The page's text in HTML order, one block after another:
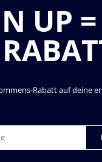
von 5 von 5
UP
Rabatt auf deine